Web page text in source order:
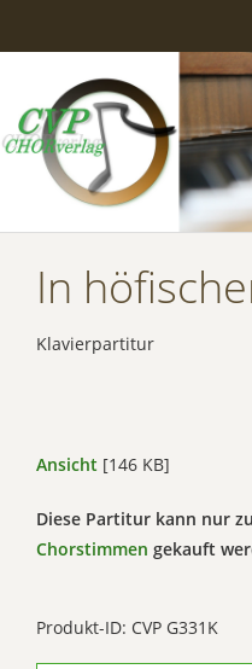
In
Klavierpartitur
Ansicht [146 KB]
Diese Partitur kann nur
Chorstimmen gekauft
Produkt-ID: CVP G331K